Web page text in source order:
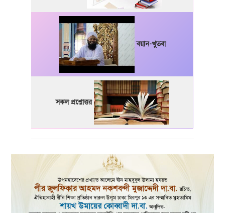
বয়ান-খুতবা
সকল প্রশ্নোত্তর